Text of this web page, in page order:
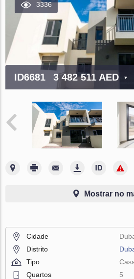
3336
ID6681 3 482 511 AED
Mostrar no
Cidade
Distrito
Tipo
Quartos
5